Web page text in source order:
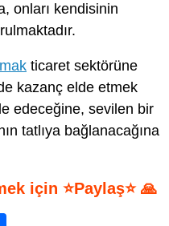
onları kendisinin
ticaret sektörüne
kazanç elde etmek
edeceğine, sevilen bir
tatlıya bağlanacağına
için ⭐Paylaş⭐ 🙏